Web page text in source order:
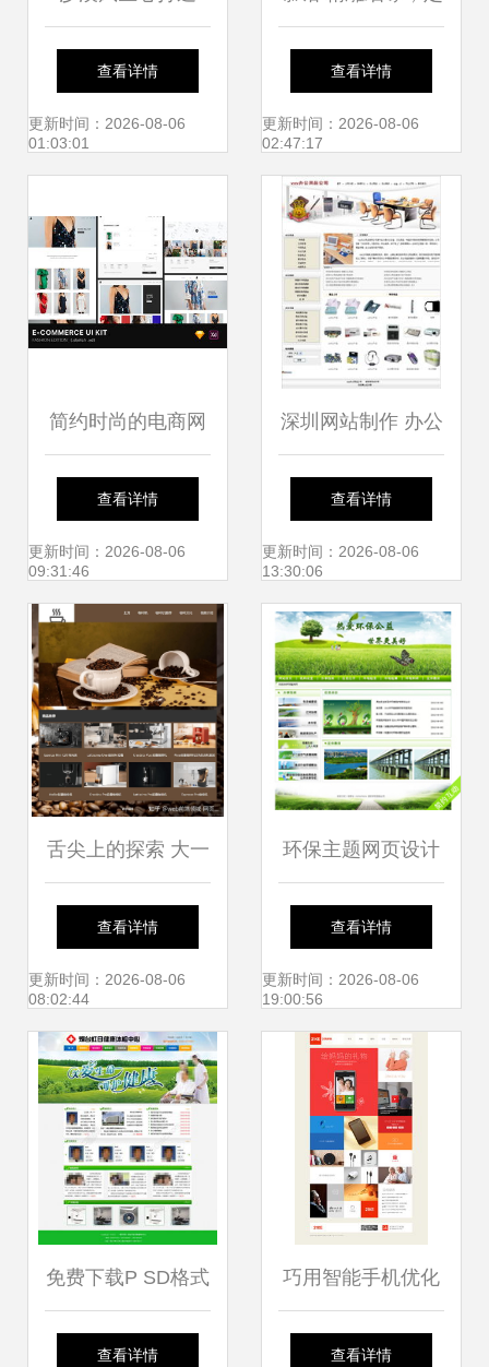
EMINI立人官网正
式上线，呈现网页
查看详情
更新时间：2026-08-06
01:03:01
制您的珠宝品牌线
上传奇
查看详情
更新时间：2026-08-06
02:47:17
简约时尚的电商网
页设计模板 打造高
质量视觉体验
查看详情
更新时间：2026-08-06
09:31:46
深圳网站制作 办公
用品展示版网页设
计制作崭新诠释
查看详情
更新时间：2026-08-06
13:30:06
舌尖上的探索 大一
学生Web课程设计
之美食主题网页制
作
查看详情
更新时间：2026-08-06
08:02:44
环保主题网页设计
作业 简单易学的网
页制作指南
查看详情
更新时间：2026-08-06
19:00:56
免费下载P SD格式
网页设计模板（编
查看详情
巧用智能手机优化
网页设计 提升用户
查看详情